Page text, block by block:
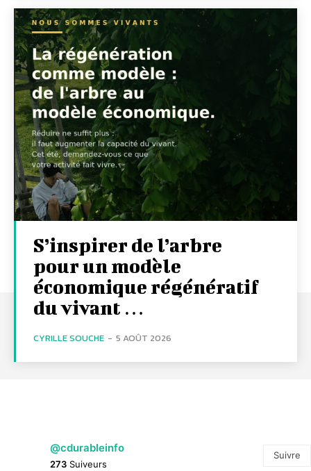
S’inspirer de l’arbre
pour un modèle
économique régénératif
du vivant …
CYRILLE SOUCHE - 5 AOÛT 2026
@cdurableinfo
273 Suiveurs
Suivre